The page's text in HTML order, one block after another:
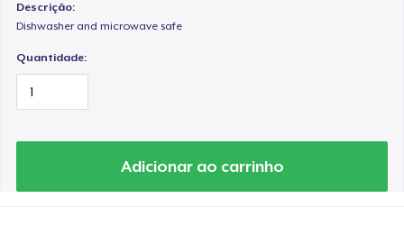
Descrição:
Dishwasher and microwave safe
Quantidade:
Adicionar ao carrinho